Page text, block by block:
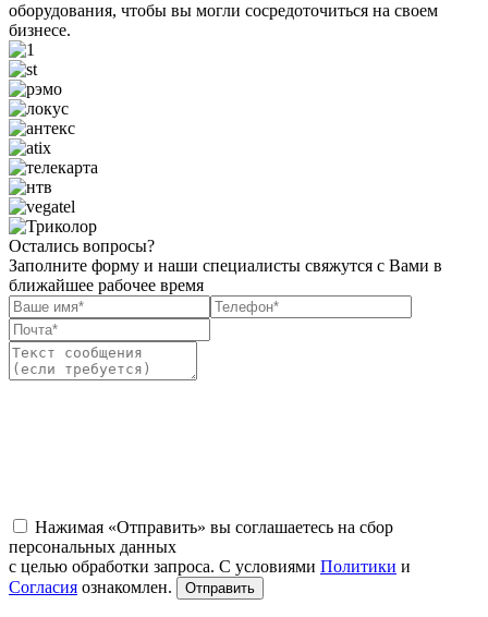
оборудования, чтобы вы могли сосредоточиться на своем
бизнесе.
Остались вопросы?
Заполните форму и наши специалисты свяжутся с Вами в
ближайшее рабочее время
Нажимая «Отправить» вы соглашаетесь на сбор
персональных данных
с целью обработки запроса. С условиями Политики и
Согласия ознакомлен.